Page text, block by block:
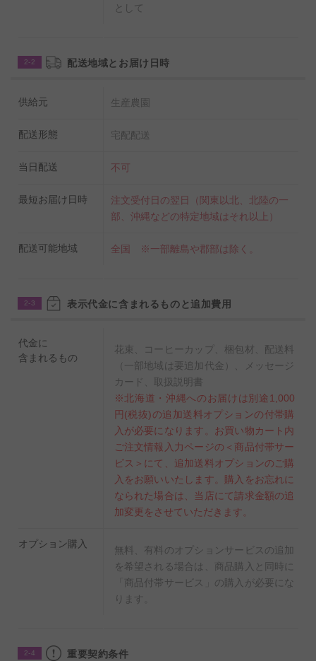
として
2-2 配送地域とお届け日時
供給元 生産農園
配送形態 宅配配送
当日配送 不可
最短お届け日時
注文受付日の翌日（関東以北、北陸の一
部、沖縄などの特定地域はそれ以上）
配送可能地域 全国 ※一部離島や郡部は除く。
2-3 表示代金に含まれるものと追加費用
代金に
含まれるもの
花束、コーヒーカップ、梱包材、配送料
（一部地域は要追加代金）、メッセージ
カード、取扱説明書
※北海道・沖縄へのお届けは別途1,000
円(税抜)の追加送料オプションの付帯購
入が必要になります。お買い物カート内
ご注文情報入力ページの＜商品付帯サー
ビス＞にて、追加送料オプションのご購
入をお願いいたします。購入をお忘れに
なられた場合は、当店にて請求金額の追
加変更をさせていただきます。
オプション購入
無料、有料のオプションサービスの追加
を希望される場合は、商品購入と同時に
「商品付帯サービス」の購入が必要にな
ります。
2-4 重要契約条件